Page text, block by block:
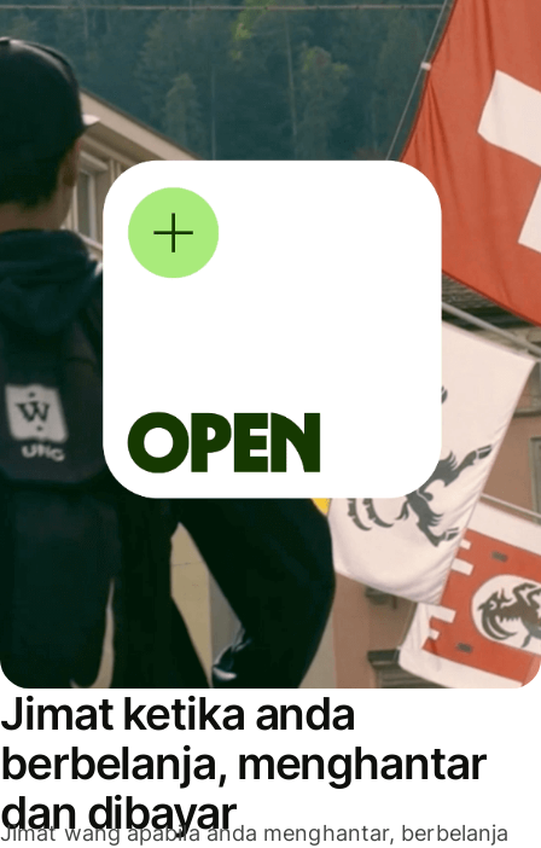
Jimat ketika anda
berbelanja, menghantar
dan dibayar
Jimat wang apabila anda menghantar, berbelanja